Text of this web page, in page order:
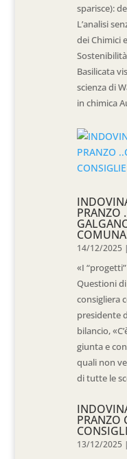
sparisce):
L’analisi
dei Chimici
Basilicata
scienza di
in chimica
PRANZO
14/12/2025 |
«I
Questioni di
consigliera
presidente
bilancio,
giunta e
quali non
di tutte le
PRANZO
13/12/2025 |